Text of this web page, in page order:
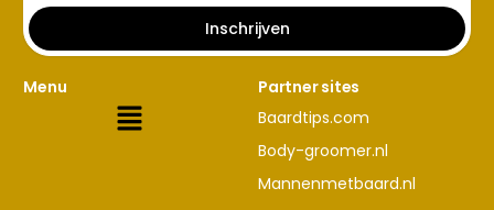
Inschrijven
Menu
Partner sites
Baardtips.com
Body-groomer.nl
Mannenmetbaard.nl